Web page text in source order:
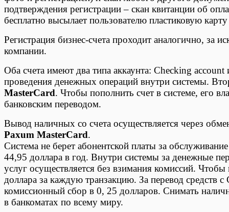
подтверждения регистрации – скан квитанции об
бесплатно высылает пользователю пластиковую
Регистрация бизнес-счета проходит аналогично, за
компании.
Оба счета имеют два типа аккаунта: Checking
проведения денежных операций внутри системы.
MasterCard. Чтобы пополнить счет в системе, его
банковским переводом.
Вывод наличных со счета осуществляется через
Paxum MasterCard.
Система не берет абонентской платы за
44,95 доллара в год. Внутри системы за денежные
услуг осуществляется без взимания комиссий.
доллара за каждую транзакцию. За перевод средств
комиссионный сбор в 0, 25 долларов. Снимать
в банкоматах по всему миру.